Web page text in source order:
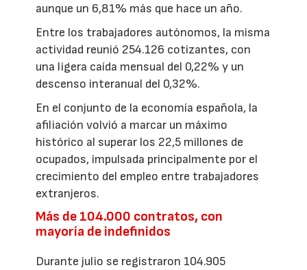
aunque un 6,81% más que hace un año.
Entre los trabajadores autónomos, la misma
actividad reunió 254.126 cotizantes, con
una ligera caída mensual del 0,22% y un
descenso interanual del 0,32%.
En el conjunto de la economía española, la
afiliación volvió a marcar un máximo
histórico al superar los 22,5 millones de
ocupados, impulsada principalmente por el
crecimiento del empleo entre trabajadores
extranjeros.
Más de 104.000 contratos, con
mayoría de indefinidos
Durante julio se registraron 104.905